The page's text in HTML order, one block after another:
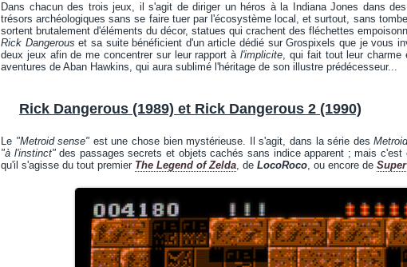
Dans chacun des trois jeux, il s'agit de diriger un héros à la Indiana Jones dans
trésors archéologiques sans se faire tuer par l'écosystème local, et surtout, sans
sortent brutalement d'éléments du décor, statues qui crachent des fléchettes
Rick Dangerous et sa suite bénéficient d'un article dédié sur Grospixels que je vous
deux jeux afin de me concentrer sur leur rapport àl'implicite, qui fait tout leur charme
aventures de Aban Hawkins, qui aura sublimé l'héritage de son illustre prédécesseur...
Rick Dangerous (1989) et Rick Dangerous 2 (1990)
Le "Metroid sense" est une chose bien mystérieuse. Il s'agit, dans la série des
"à l'instinct"des passages secrets et objets cachés sans indice apparent ; mais c'est
qu'il s'agisse du tout premier The Legend of Zelda, de LocoRoco, ou encore de